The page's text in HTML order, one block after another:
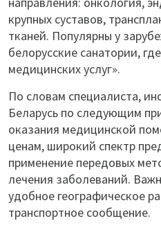
крупных суставов,
тканей. Популярны у
белорусские санатории,
медицинских услуг».
По словам специалиста,
Беларусь по следующим
оказания медицинской
ценам, широкий спектр
применение передовых
лечения заболеваний.
удобное географическое
транспортное сообщение.